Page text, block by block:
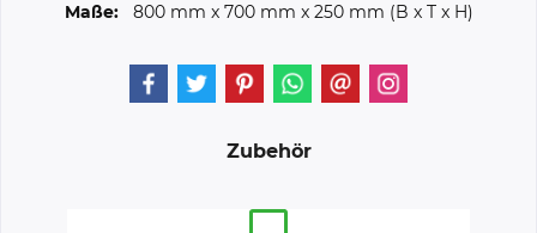
Maße:
800 mm x 700 mm x 250 mm (B x T x H)
Zubehör